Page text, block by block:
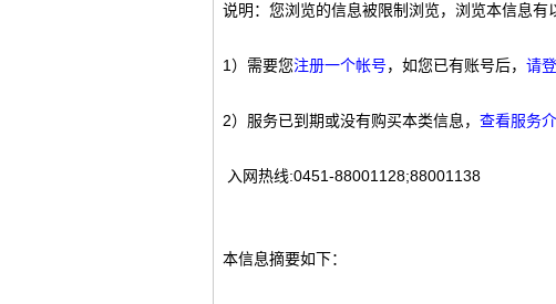
说明：您浏览的信息被限制浏览，浏览本信息有
1）需要您注册一个帐号，如您已有账号后， 请
2）服务已到期或没有购买本类信息， 查看服务
入网热线:0451-88001128;88001138
本信息摘要如下：